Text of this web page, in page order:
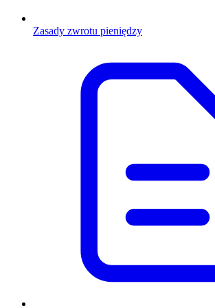
Zasady zwrotu pieniędzy